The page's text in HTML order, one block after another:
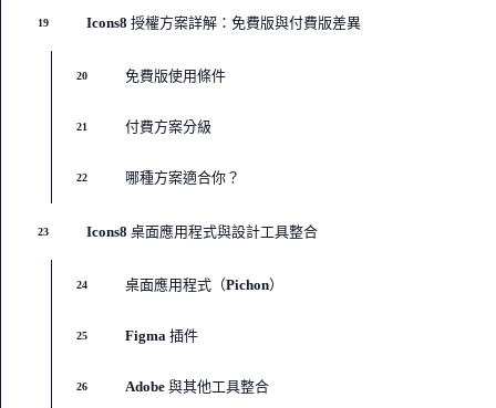
19 Icons8 授權方案詳解：免費版與付費版差異
20 免費版使用條件
21 付費方案分級
22 哪種方案適合你？
23 Icons8 桌面應用程式與設計工具整合
24 桌面應用程式（Pichon）
25 Figma 插件
26 Adobe 與其他工具整合